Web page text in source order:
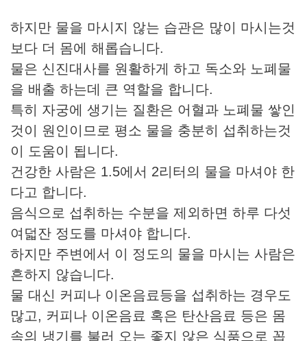
하지만 물을 마시지 않는 습관은 많이 마시는것
보다 더 몸에 해롭습니다.
물은 신진대사를 원활하게 하고 독소와 노폐물
을 배출 하는데 큰 역할을 합니다.
특히 자궁에 생기는 질환은 어혈과 노폐물 쌓인
것이 원인이므로 평소 물을 충분히 섭취하는것
이 도움이 됩니다.
건강한 사람은 1.5에서 2리터의 물을 마셔야 한
다고 합니다.
음식으로 섭취하는 수분을 제외하면 하루 다섯
여덟잔 정도를 마셔야 합니다.
하지만 주변에서 이 정도의 물을 마시는 사람은
흔하지 않습니다.
물 대신 커피나 이온음료등을 섭취하는 경우도
많고, 커피나 이온음료 혹은 탄산음료 등은 몸
속의 냉기를 불러 오는 좋지 않은 식품으로 꼽